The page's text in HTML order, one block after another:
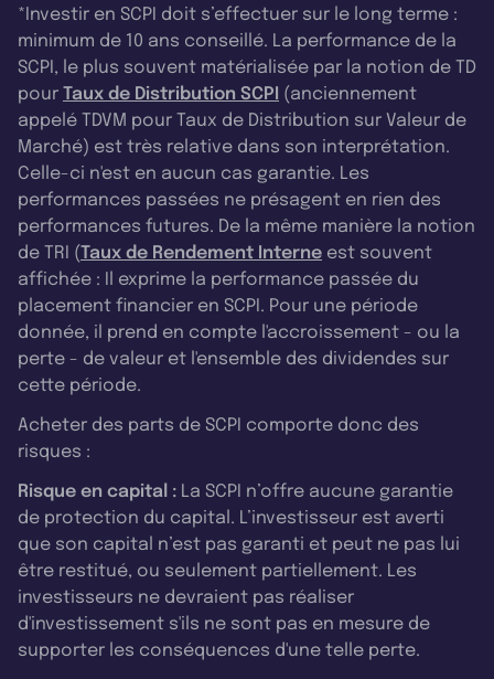
*Investir en SCPI doit s’effectuer sur le long terme :
minimum de 10 ans conseillé. La performance de la
SCPI, le plus souvent matérialisée par la notion de TD
pour Taux de Distribution SCPI (anciennement
appelé TDVM pour Taux de Distribution sur Valeur de
Marché) est très relative dans son interprétation.
Celle-ci n'est en aucun cas garantie. Les
performances passées ne présagent en rien des
performances futures. De la même manière la notion
de TRI (Taux de Rendement Interne est souvent
affichée : Il exprime la performance passée du
placement financier en SCPI. Pour une période
donnée, il prend en compte l'accroissement - ou la
perte - de valeur et l'ensemble des dividendes sur
cette période.
Acheter des parts de SCPI comporte donc des
risques :
Risque en capital : La SCPI n’offre aucune garantie
de protection du capital. L’investisseur est averti
que son capital n’est pas garanti et peut ne pas lui
être restitué, ou seulement partiellement. Les
investisseurs ne devraient pas réaliser
d'investissement s'ils ne sont pas en mesure de
supporter les conséquences d'une telle perte.